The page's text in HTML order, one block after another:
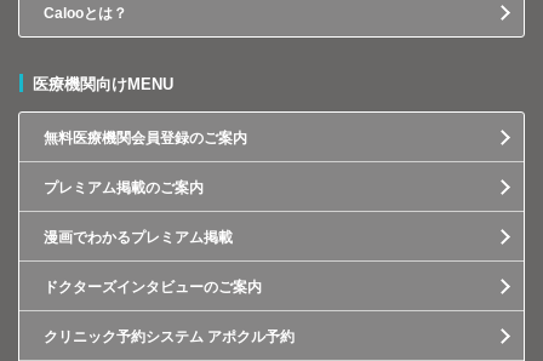
Calooとは？
医療機関向けMENU
無料医療機関会員登録のご案内
プレミアム掲載のご案内
漫画でわかるプレミアム掲載
ドクターズインタビューのご案内
クリニック予約システム アポクル予約